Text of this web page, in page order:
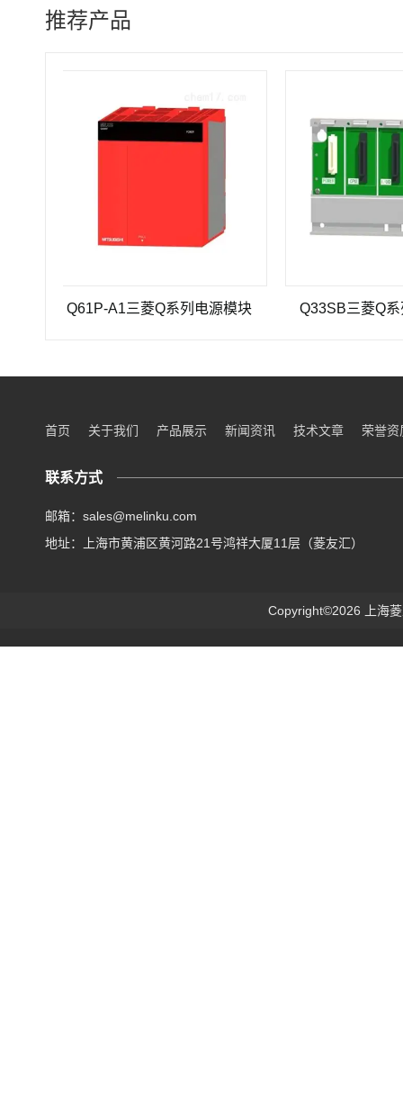
推荐产品
Q61P-A1三菱Q系列电源模块 Q33SB三菱Q系列PLC
首页 关于我们 产品展示 新闻资讯 技术文章 荣誉资
联系方式
邮箱：sales@melinku.com
地址：上海市黄浦区黄河路21号鸿祥大厦11层（菱友汇）
Copyright©2026 上海